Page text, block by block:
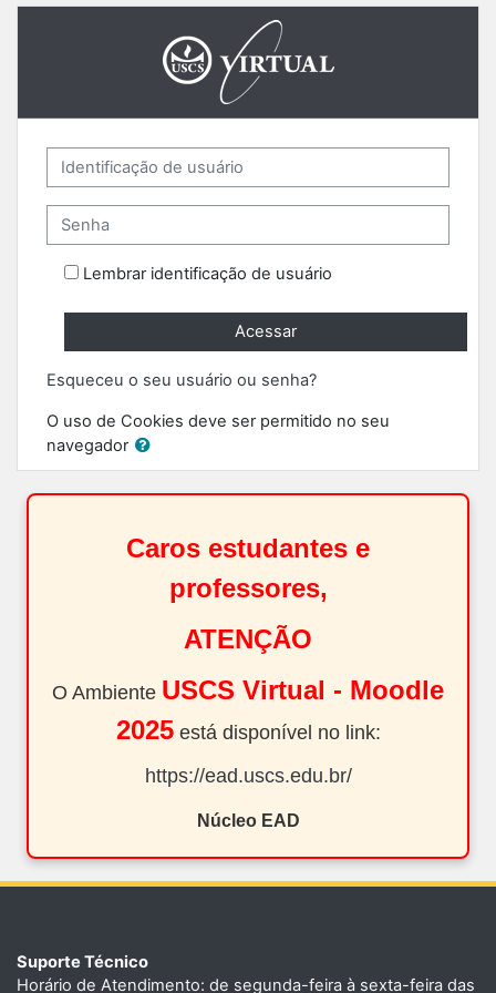
Ir para o conteúdo principal
Identificação de usuário
Senha
Lembrar identificação de usuário
Acessar
Esqueceu o seu usuário ou senha?
O uso de Cookies deve ser permitido no seu
navegador
Caros estudantes e
professores,
ATENÇÃO
O Ambiente USCS Virtual - Moodle
2025está disponível no link:
https://ead.uscs.edu.br/
Núcleo EAD
Suporte Técnico
Horário de Atendimento: de segunda-feira à sexta-feira das